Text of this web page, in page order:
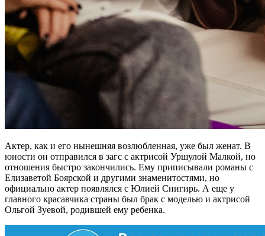
Актер, как и его нынешняя возлюбленная, уже был женат. В
юности он отправился в загс с актрисой Уршулой Малкой, но
отношения быстро закончились. Ему приписывали романы с
Елизаветой Боярской и другими знаменитостями, но
официально актер появлялся с Юлией Снигирь. А еще у
главного красавчика страны был брак с моделью и актрисой
Ольгой Зуевой, родившей ему ребенка.